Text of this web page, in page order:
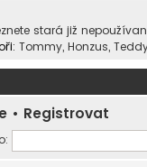
stará již
Tommy, Honzus,
• Registrovat